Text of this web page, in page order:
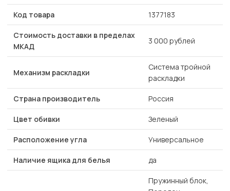
Код товара 1377183
Стоимость доставки в пределах
МКАД
3 000 рублей
Механизм раскладки
Система тройной
раскладки
Страна производитель Россия
Цвет обивки Зеленый
Расположение угла Универсальное
Наличие ящика для белья да
Пружинный блок,